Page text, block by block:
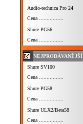
Audio-technica Pro 24
Cena ................
Shure PG56
Cena ................
NEJPRODÁVANĚJŠÍ
Shure SV100
Cena ................
Shure PG58
Cena ................
Shure ULX2/Beta58
Cena ................